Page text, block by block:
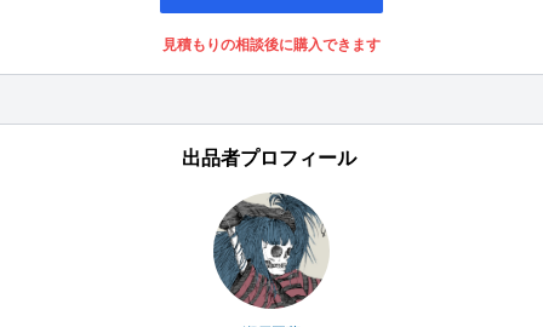
見積もりの相談後に購入できます
出品者プロフィール